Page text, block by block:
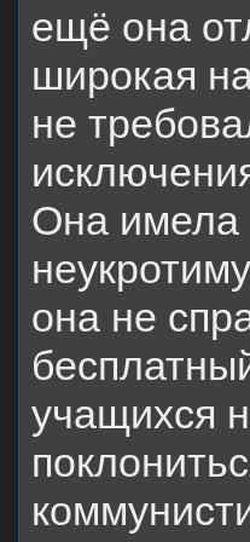
ещё она
широкая
не
Она имела
она не
учащихся